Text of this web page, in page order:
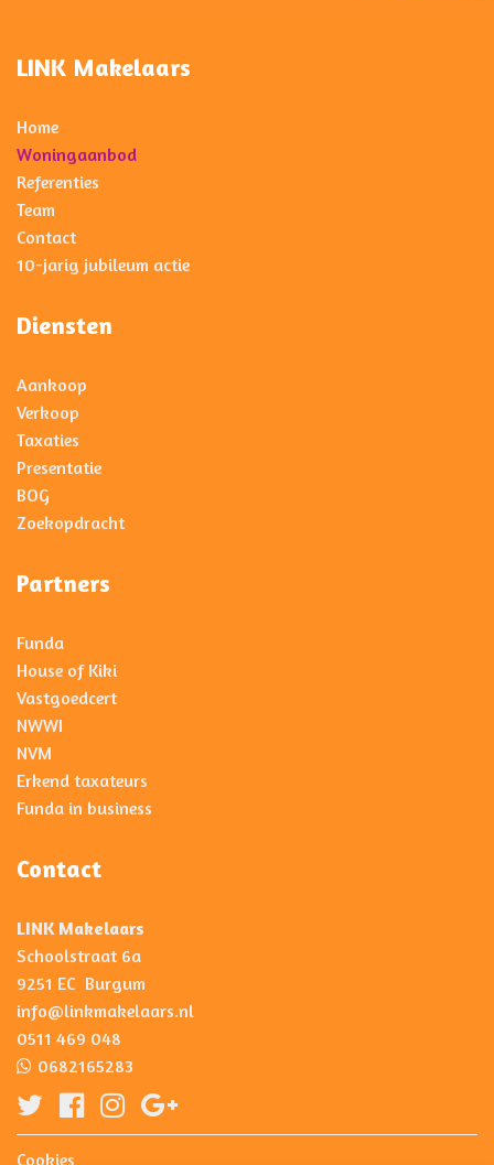
LINK Makelaars
Home
Woningaanbod
Referenties
Team
Contact
10-jarig jubileum actie
Diensten
Aankoop
Verkoop
Taxaties
Presentatie
BOG
Zoekopdracht
Partners
Funda
House of Kiki
Vastgoedcert
NWWI
NVM
Erkend taxateurs
Funda in business
Contact
LINK Makelaars
Schoolstraat 6a
9251 EC Burgum
info@linkmakelaars.nl
0511 469 048
0682165283
Cookies